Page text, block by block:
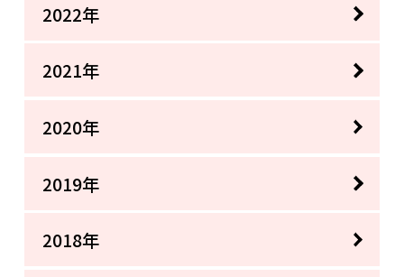
2022年
2021年
2020年
2019年
2018年